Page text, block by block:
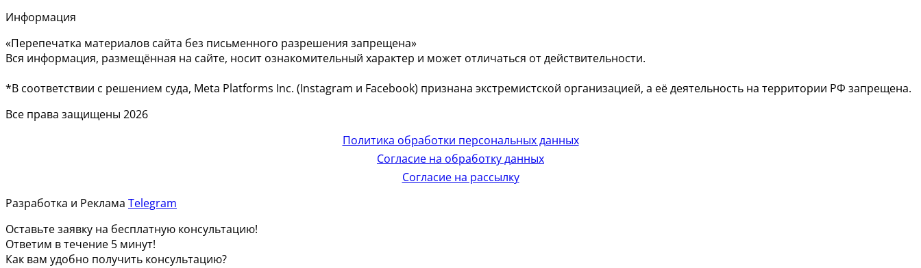
Информация
«Перепечатка материалов сайта без письменного разрешения запрещена»
Вся информация, размещённая на сайте, носит ознакомительный характер и может отличаться от действительности.
*В соответствии с решением суда, Meta Platforms Inc. (Instagram и Facebook) признана экстремистской организацией, а её деятельность на территории РФ запрещена.
Все права защищены 2026
Политика обработки персональных данных
Согласие на обработку данных
Согласие на рассылку
Разработка и Реклама Telegram
Оставьте заявку на бесплатную консультацию!
Ответим в течение 5 минут!
Как вам удобно получить консультацию?